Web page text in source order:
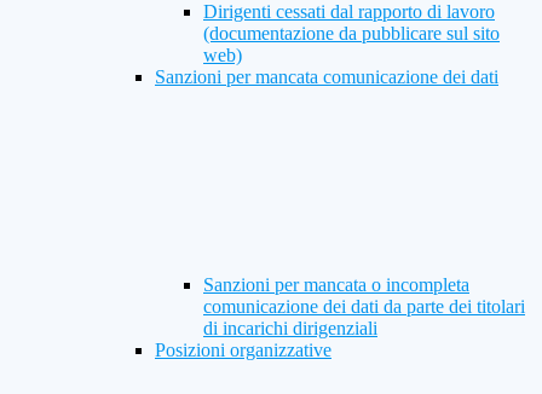
Dirigenti cessati dal rapporto di lavoro
(documentazione da pubblicare sul sito
web)
Sanzioni per mancata comunicazione dei dati
Sanzioni per mancata o incompleta
comunicazione dei dati da parte dei titolari
di incarichi dirigenziali
Posizioni organizzative